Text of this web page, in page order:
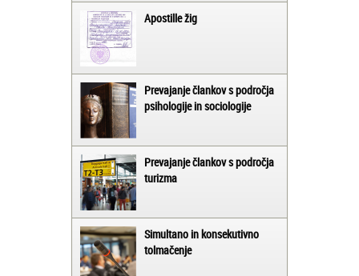
Apostille žig
Prevajanje člankov s področja
psihologije in sociologije
Prevajanje člankov s področja
turizma
Simultano in konsekutivno
tolmačenje